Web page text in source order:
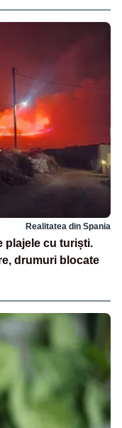
Realitatea din Spania
plajele cu turiști.
drumuri blocate